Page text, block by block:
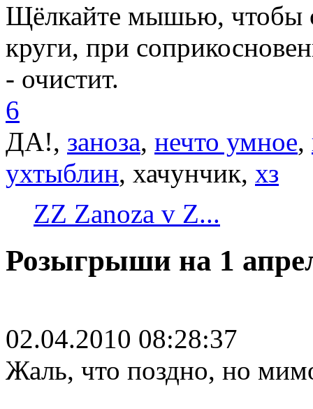
Щёлкайте мышью, чтобы
круги, при
- очистит.
6
ДА!, заноза, нечто умное,
ухтыблин, хачунчик, хз
ZZ Zanoza v Z...
Розыгрыши на 1
02.04.2010 08:28:37
Жаль, что поздно, но